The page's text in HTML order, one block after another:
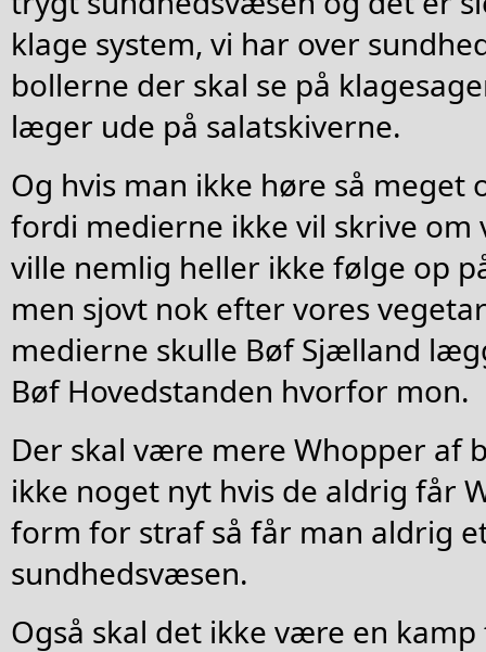
klage system, vi har over
bollerne der skal se på
læger ude på salatskiverne.
Og hvis man ikke høre så meget
fordi medierne ikke vil skrive
ville nemlig heller ikke følge op
men sjovt nok efter vores
medierne skulle Bøf Sjælland
Bøf Hovedstanden hvorfor mon.
Der skal være mere Whopper af
ikke noget nyt hvis de aldrig får
form for straf så får man aldrig
sundhedsvæsen.
Også skal det ikke være en